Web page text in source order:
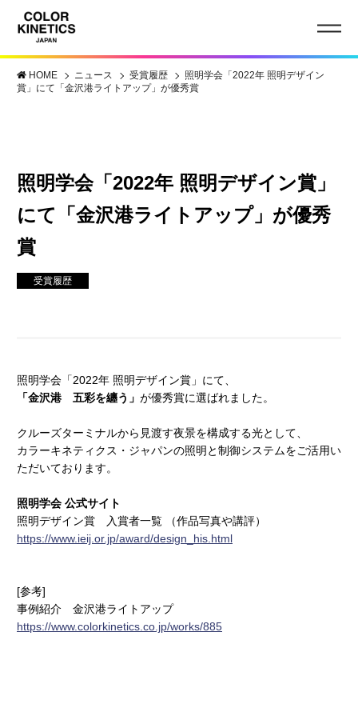
HOME ニュース 受賞履歴
照明学会「2022年 照明デザイン
賞」にて「金沢港ライトアップ」が優秀賞
照明学会「2022年 照明デザイン賞」
にて「金沢港ライトアップ」が優秀
賞
受賞履歴
照明学会「2022年 照明デザイン賞」にて、
「金沢港 五彩を纏う」 が優秀賞に選ばれました。
クルーズターミナルから見渡す夜景を構成する光として、
カラーキネティクス・ジャパンの照明と制御システムをご活用い
ただいております。
照明学会 公式サイト
照明デザイン賞 入賞者一覧 （作品写真や講評）
https://www.ieij.or.jp/award/design_his.html
[参考]
事例紹介 金沢港ライトアップ
https://www.colorkinetics.co.jp/works/885